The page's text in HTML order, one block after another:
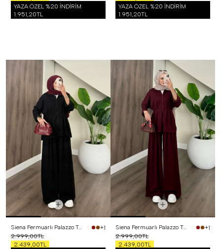
YAZA ÖZEL %20 İNDİRİM
1.951,20TL
YAZA ÖZEL %20 İNDİRİM
1.951,20TL
Siena Fermuarlı Palazzo Takım Siyah
+1
2.999,00TL
2.439,00TL
Siena Fermuarlı Palazzo Takım Bordo
+1
2.999,00TL
2.439,00TL